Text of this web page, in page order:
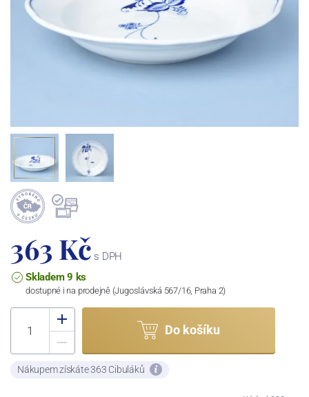
363 Kč s DPH
Skladem 9 ks
dostupné i na prodejně (Jugoslávská 567/16, Praha 2)
Do košíku
Nákupem získáte 363 Cibuláků